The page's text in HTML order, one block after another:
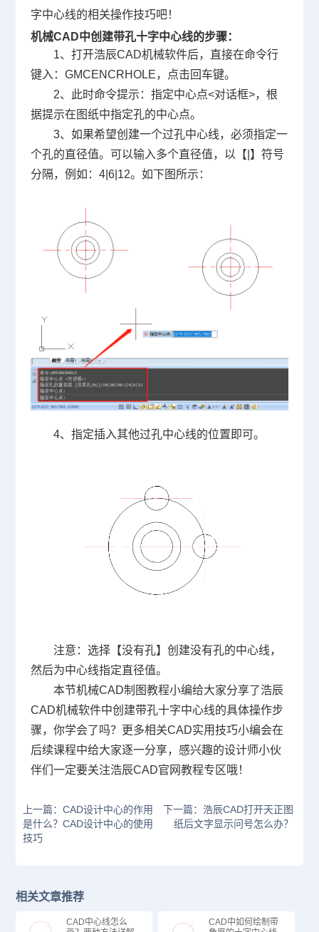
字中心线的相关操作技巧吧！
机械CAD中创建带孔十字中心线的步骤：
1、打开浩辰CAD机械软件后，直接在命令行
键入：GMCENCRHOLE，点击回车键。
2、此时命令提示：指定中心点<对话框>，根
据提示在图纸中指定孔的中心点。
3、如果希望创建一个过孔中心线，必须指定一
个孔的直径值。可以输入多个直径值，以【|】符号
分隔，例如：4|6|12。如下图所示：
4、指定插入其他过孔中心线的位置即可。
注意：选择【没有孔】创建没有孔的中心线，
然后为中心线指定直径值。
本节机械CAD制图教程小编给大家分享了浩辰
CAD机械软件中创建带孔十字中心线的具体操作步
骤，你学会了吗？更多相关CAD实用技巧小编会在
后续课程中给大家逐一分享，感兴趣的设计师小伙
伴们一定要关注浩辰CAD官网教程专区哦！
上一篇：CAD设计中心的作用
是什么？CAD设计中心的使用
技巧
下一篇：浩辰CAD打开天正图
纸后文字显示问号怎么办？
相关文章推荐
CAD中心线怎么
CAD中如何绘制带